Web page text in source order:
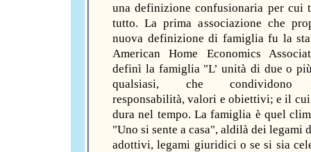
una definizione confusionaria per cui
tutto. La prima associazione che
nuova definizione di famiglia fu la
American Home Economics
definì la famiglia "L’ unità di due o
qualsiasi, che condividono
responsabilità, valori e obiettivi; e il
dura nel tempo. La famiglia è quel
"Uno si sente a casa", aldilà dei legami
adottivi, legami giuridici o se si sia